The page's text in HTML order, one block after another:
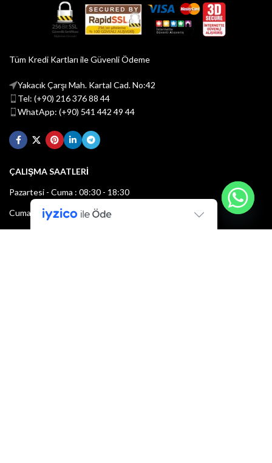
Tüm Kredi Kartları ile Güvenli Ödeme
Yakacık Çarşı Mah. Kartal Cad. No:42
Tel: (+90) 216 376 88 44
WhatApp: (+90) 541 442 49 44
ÇALIŞMA SAATLERİ
Pazartesi - Cuma : 08:30 - 18:30
Cumartesi : 08:30 - 13:00